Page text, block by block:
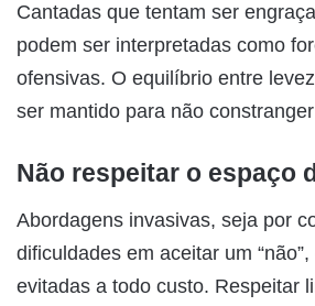
Cantadas que tentam ser
podem ser interpretadas como
ofensivas. O equilíbrio entre
ser mantido para não
Não respeitar o espaço
Abordagens invasivas, seja por
dificuldades em aceitar um
evitadas a todo custo. Respeitar